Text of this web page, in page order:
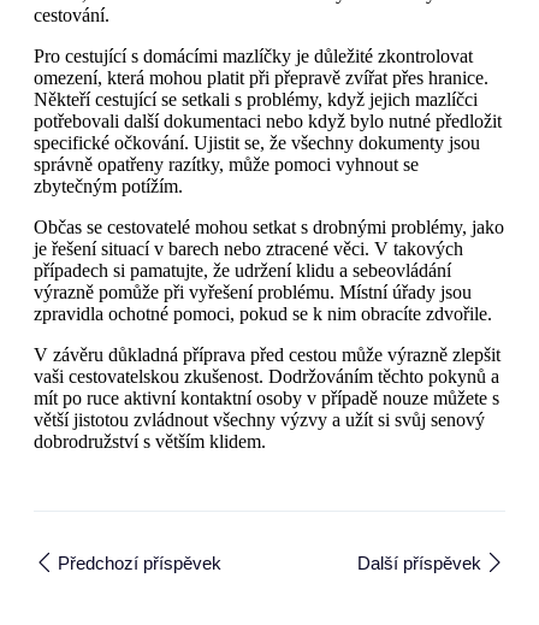
cestování.
Pro cestující s domácími mazlíčky je důležité zkontrolovat
omezení, která mohou platit při přepravě zvířat přes hranice.
Někteří cestující se setkali s problémy, když jejich mazlíčci
potřebovali další dokumentaci nebo když bylo nutné předložit
specifické očkování. Ujistit se, že všechny dokumenty jsou
správně opatřeny razítky, může pomoci vyhnout se
zbytečným potížím.
Občas se cestovatelé mohou setkat s drobnými problémy, jako
je řešení situací v barech nebo ztracené věci. V takových
případech si pamatujte, že udržení klidu a sebeovládání
výrazně pomůže při vyřešení problému. Místní úřady jsou
zpravidla ochotné pomoci, pokud se k nim obracíte zdvořile.
V závěru důkladná příprava před cestou může výrazně zlepšit
vaši cestovatelskou zkušenost. Dodržováním těchto pokynů a
mít po ruce aktivní kontaktní osoby v případě nouze můžete s
větší jistotou zvládnout všechny výzvy a užít si svůj senový
dobrodružství s větším klidem.
Předchozí příspěvek Další příspěvek